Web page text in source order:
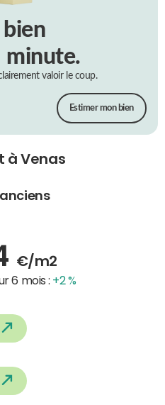
bien
minute.
valoir le coup.
Estimer mon bien
à Venas
€/m2
6 mois : +2 %